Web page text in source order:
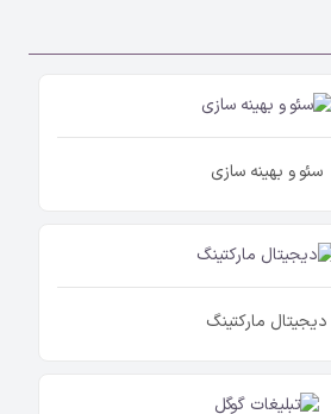
سئو و بهینه سازی
دیجیتال مارکتینگ